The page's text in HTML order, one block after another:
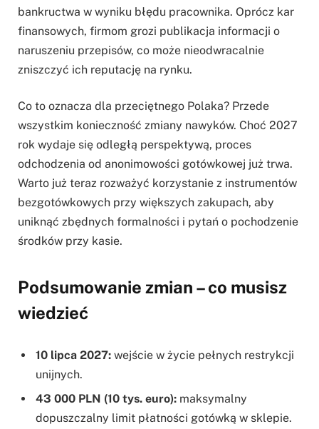
bankructwa w wyniku błędu pracownika. Oprócz kar
finansowych, firmom grozi publikacja informacji o
naruszeniu przepisów, co może nieodwracalnie
zniszczyć ich reputację na rynku.
Co to oznacza dla przeciętnego Polaka? Przede
wszystkim konieczność zmiany nawyków. Choć 2027
rok wydaje się odległą perspektywą, proces
odchodzenia od anonimowości gotówkowej już trwa.
Warto już teraz rozważyć korzystanie z instrumentów
bezgotówkowych przy większych zakupach, aby
uniknąć zbędnych formalności i pytań o pochodzenie
środków przy kasie.
Podsumowanie zmian – co musisz
wiedzieć
10 lipca 2027: wejście w życie pełnych restrykcji
unijnych.
43 000 PLN (10 tys. euro): maksymalny
dopuszczalny limit płatności gotówką w sklepie.